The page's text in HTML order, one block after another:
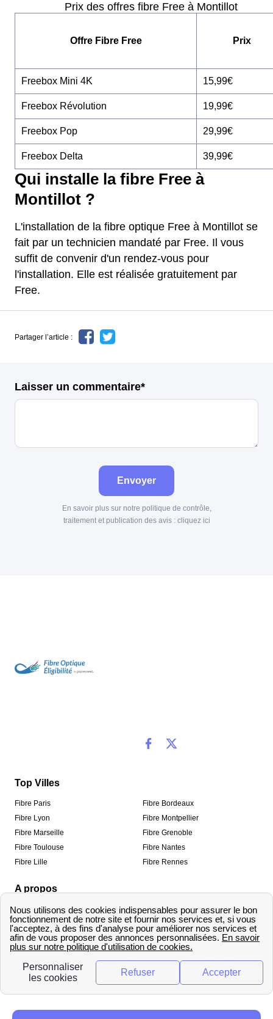
Prix des offres fibre Free à Montillot
Offre Fibre Free Prix
Freebox Mini 4K 15,99€
Freebox Révolution 19,99€
Freebox Pop 29,99€
Freebox Delta 39,99€
Qui installe la fibre Free à
Montillot ?
L'installation de la fibre optique Free à Montillot se
fait par un technicien mandaté par Free. Il vous
suffit de convenir d'un rendez-vous pour
l'installation. Elle est réalisée gratuitement par
Free.
Partager l’article :
Laisser un commentaire*
Envoyer
En savoir plus sur notre politique de contrôle,
traitement et publication des avis : cliquez ici
Top Villes
Fibre Paris
Fibre Lyon
Fibre Marseille
Fibre Toulouse
Fibre Lille
Fibre Bordeaux
Fibre Montpellier
Fibre Grenoble
Fibre Nantes
Fibre Rennes
A propos
Qui sommes-nous ?
Informations de contact
Méthodologie de classement
Mentions légales
Traitement des avis
Copyright © fibre-optique-eligibilite.fr 2026 – Tous
droits réservés